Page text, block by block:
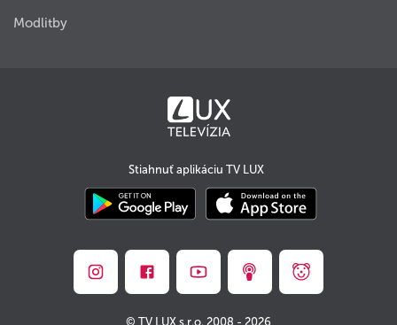
Modlitby
Stiahnuť aplikáciu TV LUX
© TV LUX s.r.o. 2008 - 2026